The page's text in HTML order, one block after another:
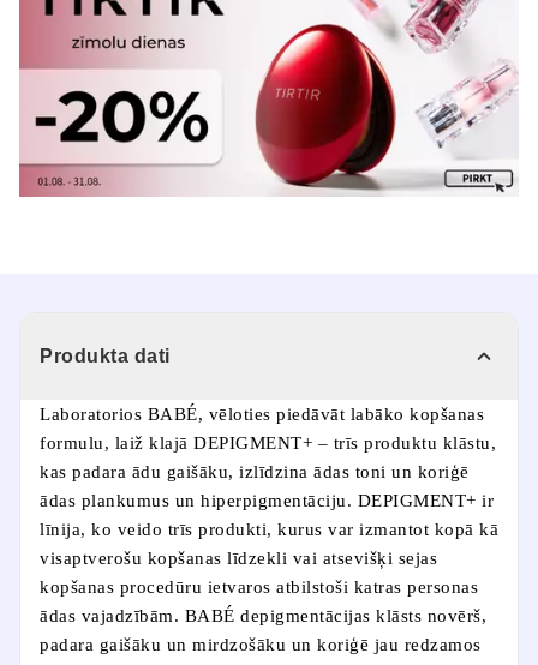
Produkta dati
Laboratorios BABÉ, vēloties piedāvāt labāko kopšanas
formulu, laiž klajā DEPIGMENT+ – trīs produktu klāstu,
kas padara ādu gaišāku, izlīdzina ādas toni un koriģē
ādas plankumus un hiperpigmentāciju. DEPIGMENT+ ir
līnija, ko veido trīs produkti, kurus var izmantot kopā kā
visaptverošu kopšanas līdzekli vai atsevišķi sejas
kopšanas procedūru ietvaros atbilstoši katras personas
ādas vajadzībām. BABÉ depigmentācijas klāsts novērš,
padara gaišāku un mirdzošāku un koriģē jau redzamos